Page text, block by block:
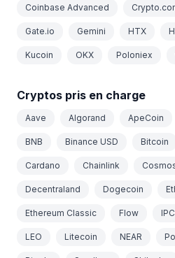
Coinbase Advanced
Gate.io Gemini HTX
Kucoin OKX Poloniex
Cryptos pris en charge
Aave Algorand ApeCoin
BNB Binance USD Bitcoin
Cardano Chainlink
Decentraland Dogecoin
Ethereum Classic Flow
LEO Litecoin NEAR